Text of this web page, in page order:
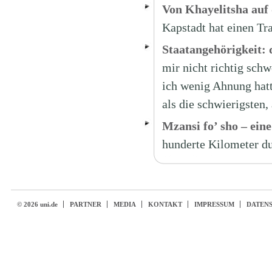
Von Khayelitsha
Kapstadt hat einen
Staatangehörigkeit:
mir nicht richtig
ich wenig Ahnung
als die schwierigsten,
Mzansi fo’ sho –
hunderte Kilometer
© 2026 uni.de PARTNER MEDIA KONTAKT IMPRESSUM